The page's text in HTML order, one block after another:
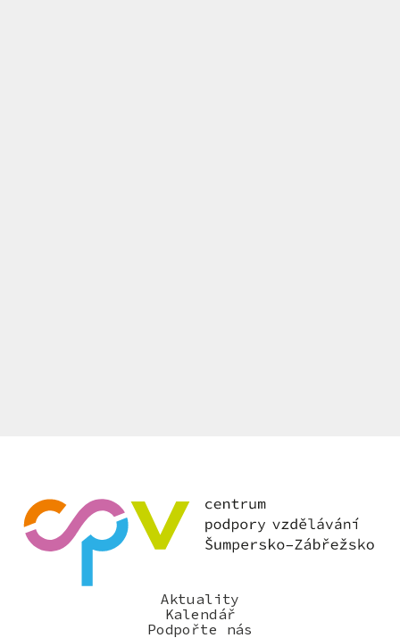
Aktuality
Kalendář
Podpořte nás